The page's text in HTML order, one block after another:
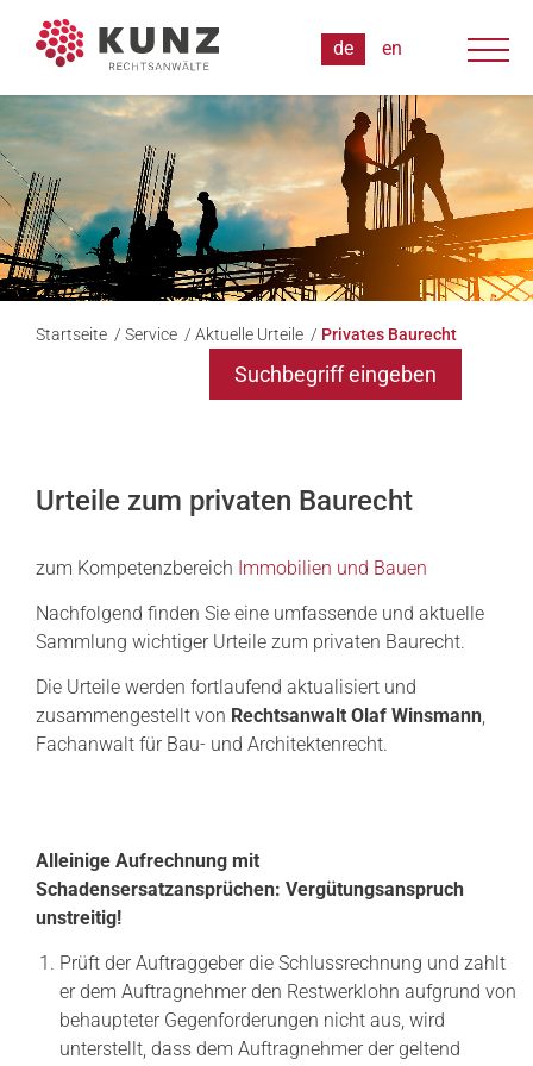
Startseite / Service / Aktuelle Urteile / Privates Baurecht
Suchbegriff eingeben
Urteile zum privaten Baurecht
zum Kompetenzbereich Immobilien und Bauen
Nachfolgend finden Sie eine umfassende und aktuelle
Sammlung wichtiger Urteile zum privaten Baurecht.
Die Urteile werden fortlaufend aktualisiert und
zusammengestellt von Rechtsanwalt Olaf Winsmann
Fachanwalt für Bau- und Architektenrecht.
Alleinige Aufrechnung mit
Schadensersatzansprüchen: Vergütungsanspruch
unstreitig!
Prüft der Auftraggeber die Schlussrechnung und zahlt
er dem Auftragnehmer den Restwerklohn aufgrund von
behaupteter Gegenforderungen nicht aus, wird
unterstellt, dass dem Auftragnehmer der geltend